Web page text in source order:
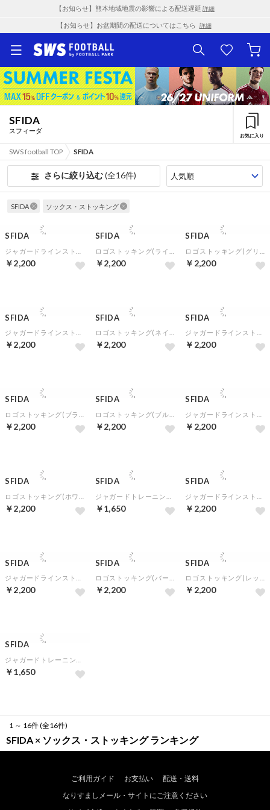
【お知らせ】熊本地域地震の影響による配送遅延 詳細
【お知らせ】お盆期間の配送についてはこちら 詳細
SFIDA
スフィーダ
お気に入り
SWS football TOP SFIDA
さらに絞り込む(全16件)
SFIDA ソックス・ストッキング
SFIDA
￥2,200
SFIDA
￥2,200
SFIDA
￥2,200
SFIDA
￥2,200
SFIDA
￥2,200
SFIDA
￥2,200
SFIDA
￥2,200
SFIDA
￥2,200
SFIDA
￥2,200
SFIDA
￥2,200
SFIDA
￥1,650
SFIDA
￥2,200
SFIDA
￥2,200
SFIDA
￥2,200
SFIDA
￥2,200
SFIDA
￥1,650
1 ～ 16件 (全16件)
SFIDA × ソックス・ストッキング ランキング
ご利用ガイド お支払い
配送・送料
なりすましメール・サイトにご注意ください